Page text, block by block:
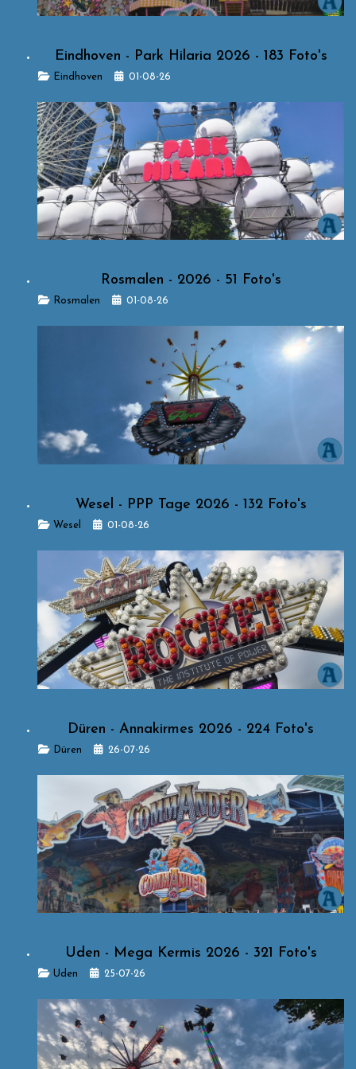
Eindhoven - Park Hilaria 2026 - 183 Foto's
DetailsEindhoven 01-08-26
Rosmalen - 2026 - 51 Foto's
DetailsRosmalen 01-08-26
Wesel - PPP Tage 2026 - 132 Foto's
Details
Wesel 01-08-26
Düren - Annakirmes 2026 - 224 Foto's
Details
Düren 26-07-26
Uden - Mega Kermis 2026 - 321 Foto's
Details
Uden 25-07-26